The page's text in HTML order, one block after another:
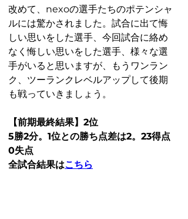
改めて、nexoの選手たちのポテンシャ
ルには驚かされました。試合に出て悔
しい思いをした選手、今回試合に絡め
なく悔しい思いをした選手、様々な選
手がいると思いますが、もうワンラン
ク、ツーランクレベルアップして後期
も戦っていきましょう。
【前期最終結果】2位
5勝2分。1位との勝ち点差は2。23得点
0失点
全試合結果はこちら